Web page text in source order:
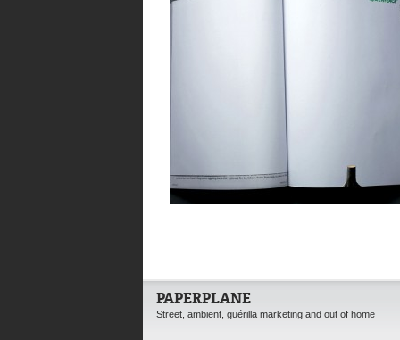
PAPERPLANE
Street, ambient, guérilla marketing and out of home